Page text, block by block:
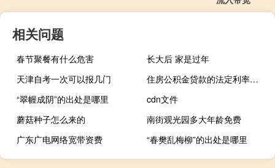
相关问题
春节聚餐有什么危害
长大后 家是过年
天津自考一次可以报几门
住房公积金贷款的法定利率是多少
“翠幄成阴”的出处是哪里
cdn文件
蘑菇种子怎么来的
南街观光园多大年龄免费
广东广电网络宽带资费
“春樊乱梅柳”的出处是哪里